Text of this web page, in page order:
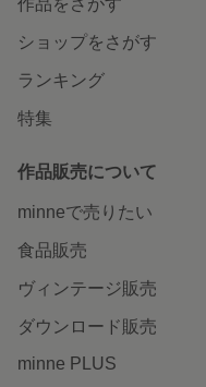
ショップをさがす
ランキング
特集
作品販売について
minneで売りたい
食品販売
ヴィンテージ販売
ダウンロード販売
minne PLUS